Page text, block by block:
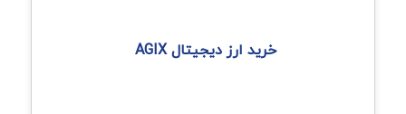
خرید ارز دیجیتال AGIX